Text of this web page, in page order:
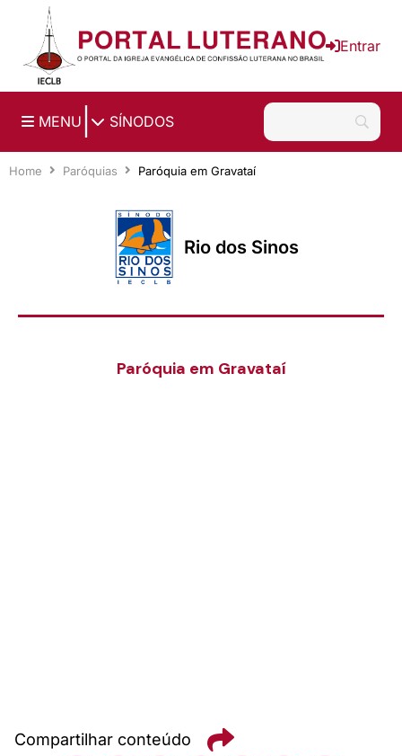
Ir para o conteúdo principal
Entrar
MENU SÍNODOS
Home Paróquias Paróquia em Gravataí
Rio dos Sinos
Paróquia em Gravataí
Compartilhar conteúdo